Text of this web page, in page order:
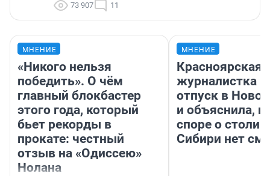
73 907 11
МНЕНИЕ
«Никого нельзя
победить». О чём
главный блокбастер
этого года, который
бьет рекорды в
прокате: честный
отзыв на «Одиссею»
Нолана
МНЕНИЕ
Красноярская
журналистка
отпуск в
и объяснила,
споре о
Сибири нет